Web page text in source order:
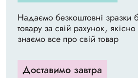
Надаємо безкоштовні зразки
товару за свій рахунок,
знаємо все про свій товар
Доставимо завтра